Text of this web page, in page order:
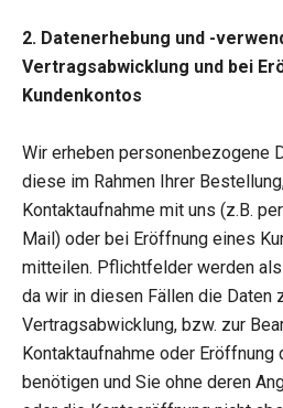
2. Datenerhebung und -
Vertragsabwicklung und bei
Kundenkontos
Wir erheben personenbezogene
diese im Rahmen Ihrer
Kontaktaufnahme mit uns (z.B.
Mail) oder bei Eröffnung eines
mitteilen. Pflichtfelder werden
da wir in diesen Fällen die Daten
Vertragsabwicklung, bzw. zur
Kontaktaufnahme oder Eröffnung
benötigen und Sie ohne deren